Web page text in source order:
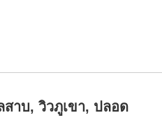
สาบ, วิวภูเขา, ปลอด